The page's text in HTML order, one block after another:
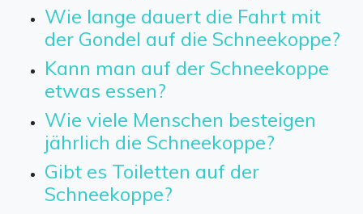
Wie lange dauert die Fahrt mit
der Gondel auf die Schneekoppe?
Kann man auf der Schneekoppe
etwas essen?
Wie viele Menschen besteigen
jährlich die Schneekoppe?
Gibt es Toiletten auf der
Schneekoppe?